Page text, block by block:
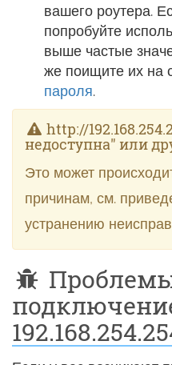
вашего роутера.
попробуйте
выше частые
же поищите их на
пароля.
http://
недоступна" или
Это может
причинам, см.
устранению